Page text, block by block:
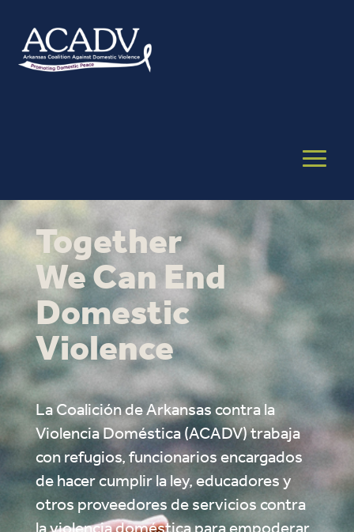
Together
We Can End
Domestic
Violence
La Coalición de Arkansas contra la
Violencia Doméstica (ACADV) trabaja
con refugios, funcionarios encargados
de hacer cumplir la ley, educadores y
otros proveedores de servicios contra